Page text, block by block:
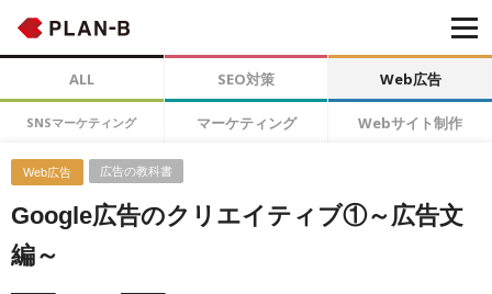
ALL SEO対策 Web広告
SNSマーケティング マーケティング Webサイト制作
Web広告 広告の教科書
Google広告のクリエイティブ①～広告文
編～